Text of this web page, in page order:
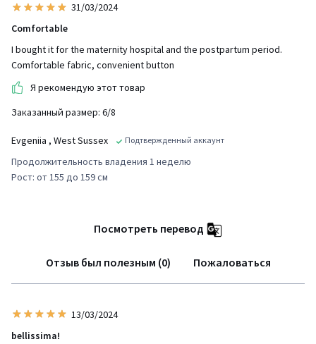
31/03/2024
Comfortable
I bought it for the maternity hospital and the postpartum period.
Comfortable fabric, convenient button
Я рекомендую этот товар
Заказанный размер: 6/8
Evgeniia , West Sussex Подтвержденный аккаунт
Продолжительность владения 1 неделю
Рост: от 155 до 159 см
Посмотреть перевод
Отзыв был полезным (0) Пожаловаться
13/03/2024
bellissima!